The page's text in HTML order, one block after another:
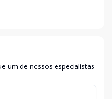
um de nossos especialistas